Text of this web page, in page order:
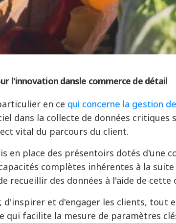
l'innovation dansle commerce de détail
en ce qui concerne la gestion
dans la collecte de données critiques
vital du parcours du client.
en place des présentoirs dotés d'une
complètes inhérentes à la
recueillir des données à l'aide de
d'inspirer et d'engager les clients, tout
qui facilite la mesure de paramètres